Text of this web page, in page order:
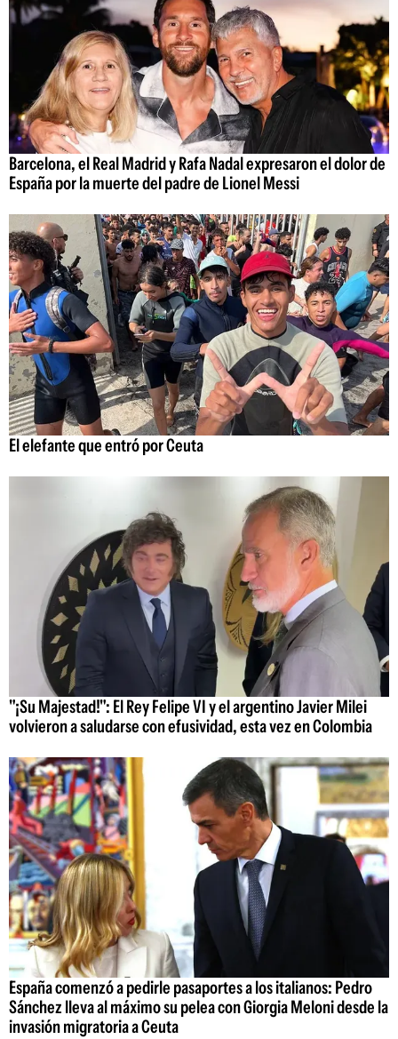
Barcelona, el Real Madrid y Rafa Nadal expresaron el dolor de
España por la muerte del padre de Lionel Messi
El elefante que entró por Ceuta
"¡Su Majestad!": El Rey Felipe VI y el argentino Javier Milei
volvieron a saludarse con efusividad, esta vez en Colombia
España comenzó a pedirle pasaportes a los italianos: Pedro
Sánchez lleva al máximo su pelea con Giorgia Meloni desde la
invasión migratoria a Ceuta